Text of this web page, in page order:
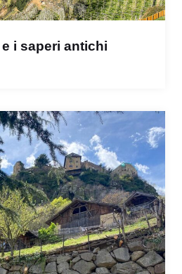
i saperi antichi